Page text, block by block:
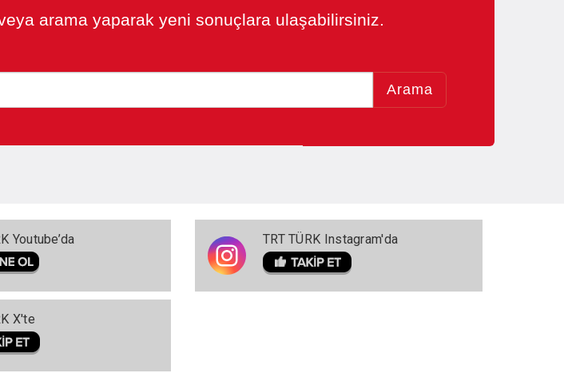
arama yaparak yeni sonuçlara ulaşabilirsiniz.
Arama
Youtube’da
X'te
TRT TÜRK Instagram'da